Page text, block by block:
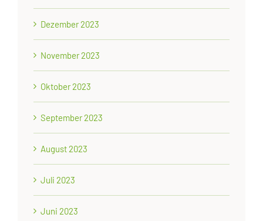
Dezember 2023
November 2023
Oktober 2023
September 2023
August 2023
Juli 2023
Juni 2023